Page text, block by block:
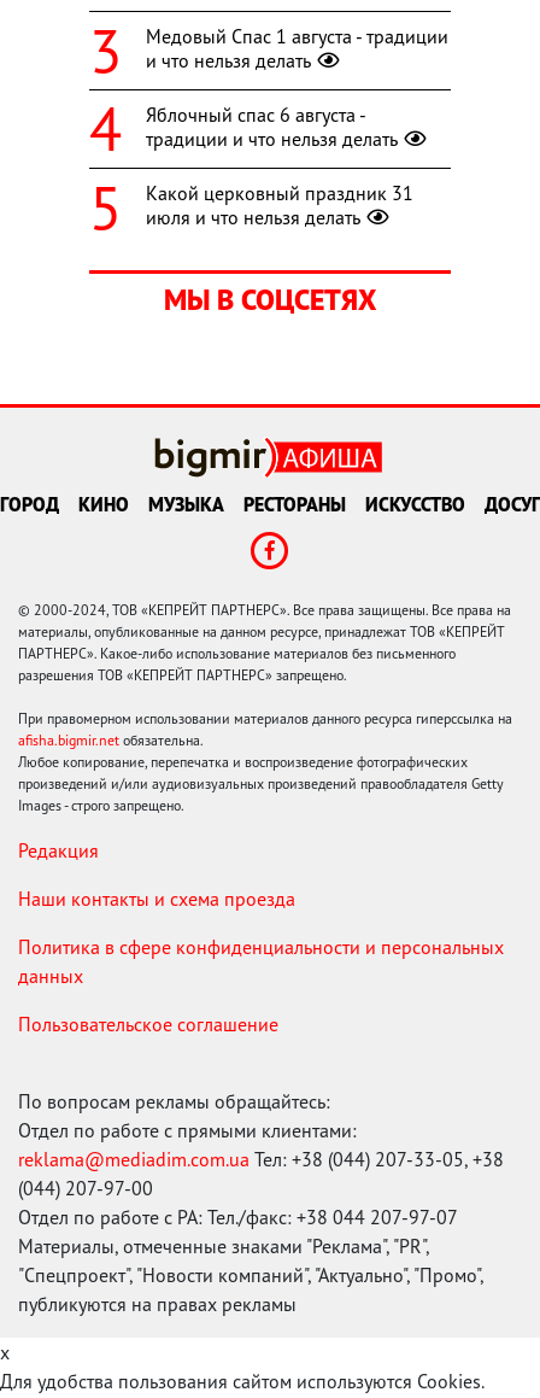
Медовый Спас 1 августа - традиции
и что нельзя делать
Яблочный спас 6 августа -
традиции и что нельзя делать
Какой церковный праздник 31
июля и что нельзя делать
МЫ В СОЦСЕТЯХ
ГОРОД КИНО МУЗЫКА РЕСТОРАНЫ ИСКУССТВО ДОСУГ
© 2000-2024, ТОВ «КЕПРЕЙТ ПАРТНЕРС». Все права защищены. Все права на
материалы, опубликованные на данном ресурсе, принадлежат ТОВ «КЕПРЕЙТ
ПАРТНЕРС». Какое-либо использование материалов без письменного
разрешения ТОВ «КЕПРЕЙТ ПАРТНЕРС» запрещено.
При правомерном использовании материалов данного ресурса гиперссылка на
afisha.bigmir.net обязательна.
Любое копирование, перепечатка и воспроизведение фотографических
произведений и/или аудиовизуальных произведений правообладателя Getty
Images - строго запрещено.
Редакция
Наши контакты и схема проезда
Политика в сфере конфиденциальности и персональных
данных
Пользовательское соглашение
По вопросам рекламы обращайтесь:
Отдел по работе с прямыми клиентами:
reklama@mediadim.com.ua Тел: +38 (044) 207-33-05, +38
(044) 207-97-00
Отдел по работе с РА: Тел./факс: +38 044 207-97-07
Материалы, отмеченные знаками "Реклама", "PR",
"Спецпроект", "Новости компаний", "Актуально", "Промо",
публикуются на правах рекламы
x
Для удобства пользования сайтом используются Cookies.